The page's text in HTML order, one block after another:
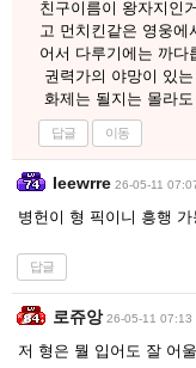
친구이름이 왕자지인
고 먼치킨같은 영웅
어서 다루기에는 까다
권력가의 야망이 있
화제는 될지는 몰라
답글 이동
Ieewrre 26-05-11
병헌이 형 픽이니 흥행 가
답글
로쥬앙 26-05-11 07:13
저 형은 뭘 입어도 잘 어